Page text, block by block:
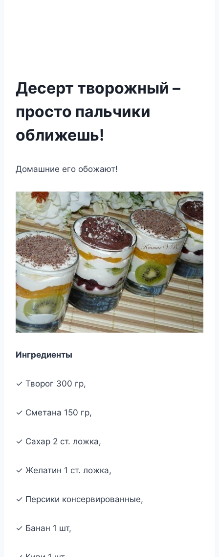
Десерт творожный –
просто пальчики
оближешь!
Домашние его обожают!
Ингредиенты
✓ Творог 300 гр,
✓ Сметана 150 гр,
✓ Сахар 2 ст. ложка,
✓ Желатин 1 ст. ложка,
✓ Персики консервированные,
✓ Банан 1 шт,